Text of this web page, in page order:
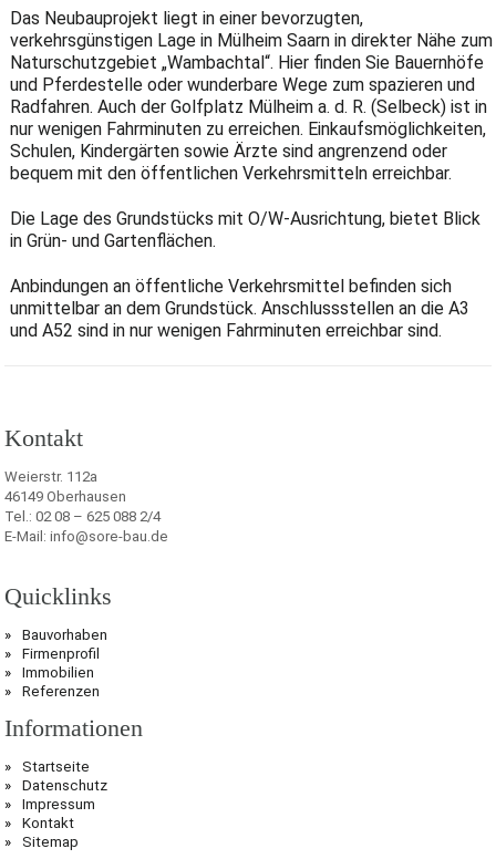
Das Neubauprojekt liegt in einer bevorzugten,
verkehrsgünstigen Lage in Mülheim Saarn in direkter Nähe zum
Naturschutzgebiet „Wambachtal“. Hier finden Sie Bauernhöfe
und Pferdestelle oder wunderbare Wege zum spazieren und
Radfahren. Auch der Golfplatz Mülheim a. d. R. (Selbeck) ist in
nur wenigen Fahrminuten zu erreichen. Einkaufsmöglichkeiten,
Schulen, Kindergärten sowie Ärzte sind angrenzend oder
bequem mit den öffentlichen Verkehrsmitteln erreichbar.
Die Lage des Grundstücks mit O/W-Ausrichtung, bietet Blick
in Grün- und Gartenflächen.
Anbindungen an öffentliche Verkehrsmittel befinden sich
unmittelbar an dem Grundstück. Anschlussstellen an die A3
und A52 sind in nur wenigen Fahrminuten erreichbar sind.
Kontakt
Weierstr. 112a
46149 Oberhausen
Tel.: 02 08 – 625 088 2/4
E-Mail: info@sore-bau.de
Quicklinks
Bauvorhaben
Firmenprofil
Immobilien
Referenzen
Informationen
Startseite
Datenschutz
Impressum
Kontakt
Sitemap